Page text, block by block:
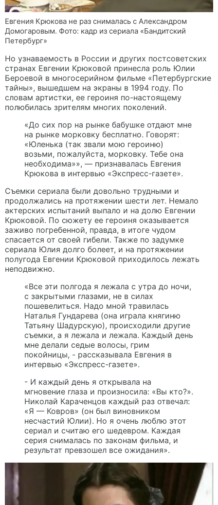
Евгения Крюкова не раз снималась с Александром
Домогаровым. Фото: кадр из сериала «Бандитский
Петербург»
Но узнаваемость в России и других постсоветских
странах Евгении Крюковой принесла роль Юлии
Бероевой в многосерийном фильме «Петербургские
тайны», вышедшем на экраны в 1994 году. По
словам артистки, ее героиня по-настоящему
полюбилась зрителям многих поколений.
«До сих пор на рынке бабушке отдают мне
на рынке морковку бесплатно. Говорят:
«Юленька (так звали мою героиню)
возьми, пожалуйста, морковку. Тебе она
необходима»», — признавалась Евгения
Крюкова в интервью «Экспресс-газете».
Съемки сериала были довольно трудными и
продолжались на протяжении шести лет. Немало
актерских испытаний выпало и на долю Евгении
Крюковой. По сюжету ее героиня оказывается
заживо погребенной, правда, в итоге чудом
спасается от своей гибели. Также по задумке
сериала Юлия долго болеет, и на протяжении
полугода Евгении Крюковой приходилось лежать
неподвижно.
«Все эти полгода я лежала с утра до ночи,
с закрытыми глазами, не в силах
пошевелиться. Надо мной травилась
Наталья Гундарева (она играла княгиню
Татьяну Шадурскую), происходили другие
съемки, а я лежала и лежала. Каждый день
мне делали седые волосы, грим
покойницы, - рассказывала Евгения в
интервью «Экспресс-газете».
- И каждый день я открывала на
мгновение глаза и произносила: «Вы кто?».
Николай Караченцов каждый раз отвечал:
«Я — Ковров» (он был виновником
несчастий Юлии). Но я очень люблю этот
сериал и считаю его шедевром. Каждая
серия снималась по законам фильма, и
результат превзошел все ожидания».